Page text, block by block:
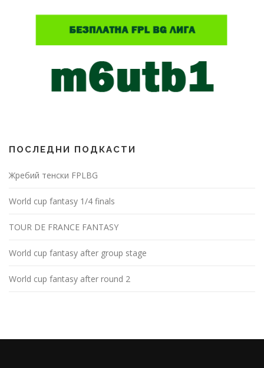
ПОСЛЕДНИ ПОДКАСТИ
Жребий тенски FPLBG
World cup fantasy 1/4 finals
TOUR DE FRANCE FANTASY
World cup fantasy after group stage
World cup fantasy after round 2